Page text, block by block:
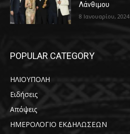
Λάνθιμου
8 Ιανουαρίου, 2024
POPULAR CATEGORY
ΗΛΙΟΥΠΟΛΗ
Ειδήσεις
Απόψεις
ΗΜΕΡΟΛΟΓΙΟ ΕΚΔΗΛΩΣΕΩΝ